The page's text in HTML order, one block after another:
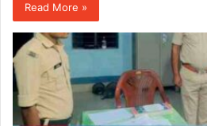
Read More »